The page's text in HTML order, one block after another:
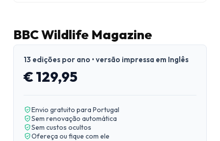
BBC Wildlife Magazine
13 edições por ano • versão impressa em Inglês
€ 129,95
Envio gratuito para Portugal
Sem renovação automática
Sem custos ocultos
Ofereça ou fique com ele